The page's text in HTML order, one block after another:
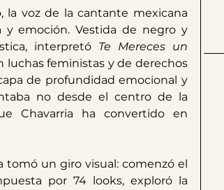
y emoción. Vestida de negro y
interpretó Te Mereces un
feministas y de derechos
de profundidad emocional y
no desde el centro de la
Chavarria ha convertido en
tomó un giro visual: comenzó el
por 74 looks, exploró la